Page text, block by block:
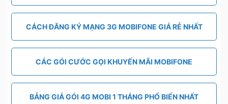
CÁCH ĐĂNG KÝ MẠNG 3G MOBIFONE GIÁ RẺ NHẤT
CÁC GÓI CƯỚC GỌI KHUYẾN MÃI MOBIFONE
BẢNG GIÁ GÓI 4G MOBI 1 THÁNG PHỔ BIẾN NHẤT